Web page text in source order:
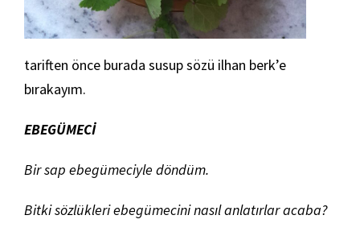
tariften önce burada susup sözü ilhan berk’e
bırakayım.
EBEGÜMECİ
Bir sap ebegümeciyle döndüm.
Bitki sözlükleri ebegümecini nasıl anlatırlar acaba?